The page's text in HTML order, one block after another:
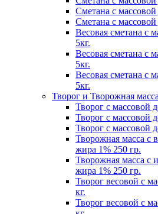
Сметана с
Сметана с
Весовая сметана с
5кг.
Весовая сметана с
5кг.
Весовая сметана с
5кг.
Творог и Творожная
Творог с массовой
Творог с массовой
Творог с массовой
Творожная масса с
жира 1% 250 гр.
Творожная масса с
жира 1% 250 гр.
Творог весовой с
кг.
Творог весовой с